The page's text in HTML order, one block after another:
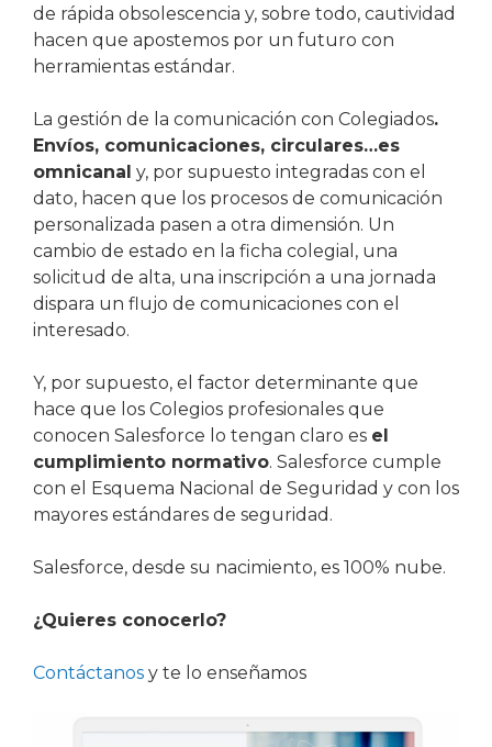
de rápida obsolescencia y, sobre todo, cautividad
hacen que apostemos por un futuro con
herramientas estándar.
La gestión de la comunicación con Colegiados.
Envíos, comunicaciones, circulares…es
omnicanal y, por supuesto integradas con el
dato, hacen que los procesos de comunicación
personalizada pasen a otra dimensión. Un
cambio de estado en la ficha colegial, una
solicitud de alta, una inscripción a una jornada
dispara un flujo de comunicaciones con el
interesado.
Y, por supuesto, el factor determinante que
hace que los Colegios profesionales que
conocen Salesforce lo tengan claro es el
cumplimiento normativo. Salesforce cumple
con el Esquema Nacional de Seguridad y con los
mayores estándares de seguridad.
Salesforce, desde su nacimiento, es 100% nube.
¿Quieres conocerlo?
Contáctanos y te lo enseñamos